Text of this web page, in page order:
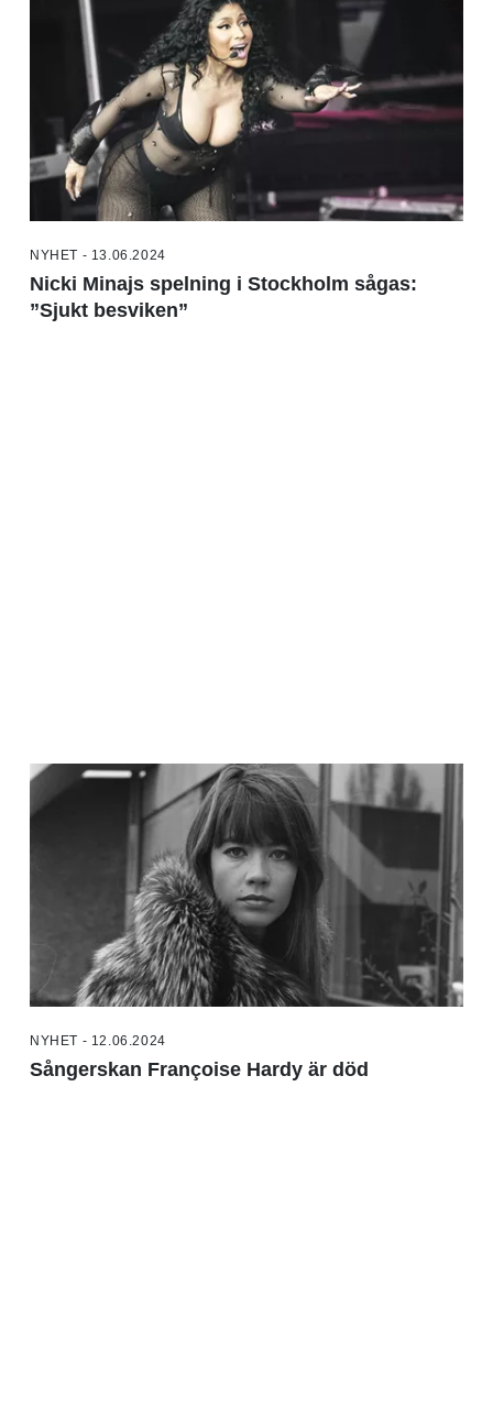
NYHET - 13.06.2024
Nicki Minajs spelning i Stockholm sågas:
”Sjukt besviken”
NYHET - 12.06.2024
Sångerskan Françoise Hardy är död